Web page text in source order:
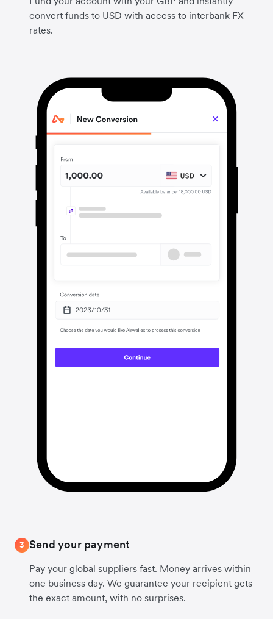
convert funds to USD with access to interbank FX
rates.
3 Send your payment
Pay your global suppliers fast. Money arrives within
one business day. We guarantee your recipient gets
the exact amount, with no surprises.